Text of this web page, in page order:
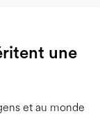
une
et au monde